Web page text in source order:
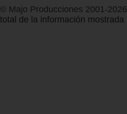
© Majo Producciones 2001-2026
total de la información mostrada